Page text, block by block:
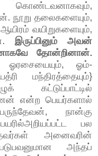
நூறு தலைகளையும்,
வயிறுகளையும்,
இருப்பினும் அவன்
தோன்றினான்.
ஓம்-
மந்திரத்தையும்}
என்ற பெயர்களால்
நான்கு
பல
அனைவரின்
அந்தப்